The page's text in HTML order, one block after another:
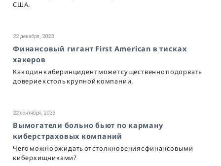
США.
22 декабря, 2023
Финансовый гигант First American в тисках
хакеров
Как один киберинцидент может существенно подорвать
доверие к столь крупной компании.
22 сентября, 2023
Вымогатели больно бьют по карману
киберстраховых компаний
Чего можно ожидать от столкновения с финансовыми
киберхищниками?